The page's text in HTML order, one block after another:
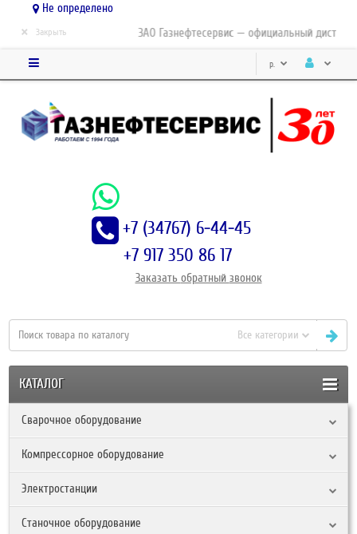
Не определено
ЗАО Газнефтесервис — официальный
× Закрыть
р.
+7 (34767) 6-44-45
+7 917 350 86 17
Заказать обратный звонок
Все категории
КАТАЛОГ
Сварочное оборудование
Компрессорное оборудование
Электростанции
Станочное оборудование